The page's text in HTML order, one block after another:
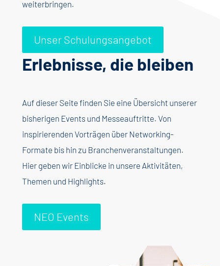
weiterbringen.
Unser Schulungsangebot
Erlebnisse, die bleiben
Auf dieser Seite finden Sie eine Übersicht unserer
bisherigen Events und Messeauftritte. Von
inspirierenden Vorträgen über Networking-
Formate bis hin zu Branchenveranstaltungen.
Hier geben wir Einblicke in unsere Aktivitäten,
Themen und Highlights.
NEO Events